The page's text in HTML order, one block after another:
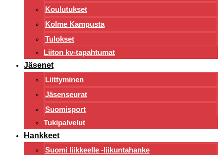
Koulutukset
Kolme Kampusta
Tulokset
Liiton kv-tapahtumat
Jäsenet
Liittyminen
Jäsenseurat
Suomisport
Tukipalvelut
Hankkeet
Suomi liikkeelle -liikuntahanke